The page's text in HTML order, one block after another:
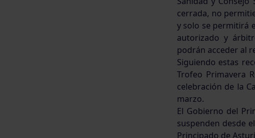
cerrada, no
y solo se permitirá
autorizado y
podrán acceder al
Siguiendo estas
Trofeo Primavera
celebración de la
marzo.
El Gobierno del
suspenden desde
Principado de